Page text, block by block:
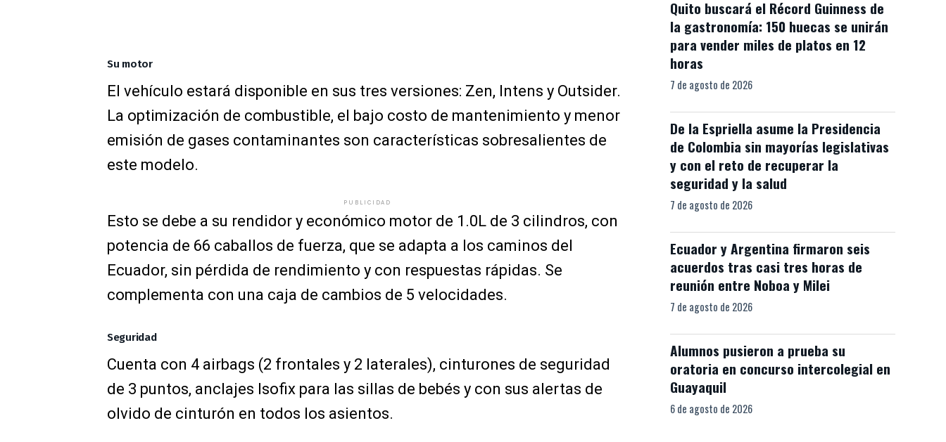
Su motor
El vehículo estará disponible en sus tres versiones: Zen, Intens y Outsider.
La optimización de combustible, el bajo costo de mantenimiento y menor
emisión de gases contaminantes son características sobresalientes de
este modelo.
PUBLICIDAD
Esto se debe a su rendidor y económico motor de 1.0L de 3 cilindros, con
potencia de 66 caballos de fuerza, que se adapta a los caminos del
Ecuador, sin pérdida de rendimiento y con respuestas rápidas. Se
complementa con una caja de cambios de 5 velocidades.
Seguridad
Cuenta con 4 airbags (2 frontales y 2 laterales), cinturones de seguridad
de 3 puntos, anclajes Isofix para las sillas de bebés y con sus alertas de
olvido de cinturón en todos los asientos.
Quito buscará el Récord Guinness de
la gastronomía: 150 huecas se unirán
para vender miles de platos en 12
horas
7 de agosto de 2026
De la Espriella asume la Presidencia
de Colombia sin mayorías legislativas
y con el reto de recuperar la
seguridad y la salud
7 de agosto de 2026
Ecuador y Argentina firmaron seis
acuerdos tras casi tres horas de
reunión entre Noboa y Milei
7 de agosto de 2026
Alumnos pusieron a prueba su
oratoria en concurso intercolegial en
Guayaquil
6 de agosto de 2026